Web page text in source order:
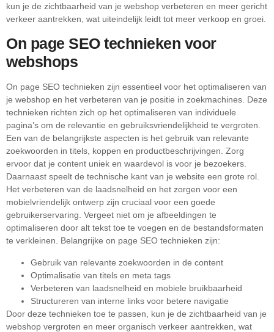
kun je de zichtbaarheid van je webshop verbeteren en meer gericht
verkeer aantrekken, wat uiteindelijk leidt tot meer verkoop en groei.
On page SEO technieken voor
webshops
On page SEO technieken zijn essentieel voor het optimaliseren van
je webshop en het verbeteren van je positie in zoekmachines. Deze
technieken richten zich op het optimaliseren van individuele
pagina’s om de relevantie en gebruiksvriendelijkheid te vergroten.
Een van de belangrijkste aspecten is het gebruik van relevante
zoekwoorden in titels, koppen en productbeschrijvingen. Zorg
ervoor dat je content uniek en waardevol is voor je bezoekers.
Daarnaast speelt de technische kant van je website een grote rol.
Het verbeteren van de laadsnelheid en het zorgen voor een
mobielvriendelijk ontwerp zijn cruciaal voor een goede
gebruikerservaring. Vergeet niet om je afbeeldingen te
optimaliseren door alt tekst toe te voegen en de bestandsformaten
te verkleinen. Belangrijke on page SEO technieken zijn:
Gebruik van relevante zoekwoorden in de content
Optimalisatie van titels en meta tags
Verbeteren van laadsnelheid en mobiele bruikbaarheid
Structureren van interne links voor betere navigatie
Door deze technieken toe te passen, kun je de zichtbaarheid van je
webshop vergroten en meer organisch verkeer aantrekken, wat